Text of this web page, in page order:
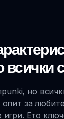
всички
но
за
игри. Ето